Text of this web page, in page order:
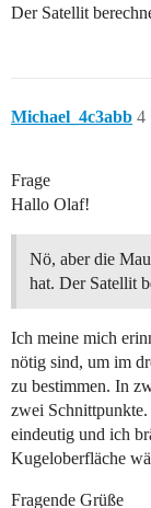
Der Satellit
Michael_4c3abb 4
Frage
Hallo Olaf!
Nö, aber die
hat. Der Satellit
Ich meine mich
nötig sind, um im
zu bestimmen. In
zwei
eindeutig und ich
Kugeloberfläche
Fragende Grüße